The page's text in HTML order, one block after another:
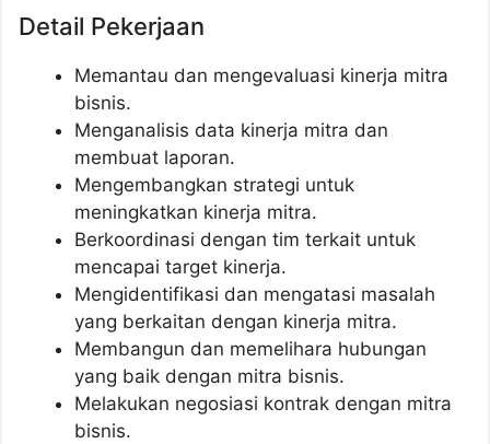
Detail Pekerjaan
Memantau dan mengevaluasi kinerja mitra
bisnis.
Menganalisis data kinerja mitra dan
membuat laporan.
Mengembangkan strategi untuk
meningkatkan kinerja mitra.
Berkoordinasi dengan tim terkait untuk
mencapai target kinerja.
Mengidentifikasi dan mengatasi masalah
yang berkaitan dengan kinerja mitra.
Membangun dan memelihara hubungan
yang baik dengan mitra bisnis.
Melakukan negosiasi kontrak dengan mitra
bisnis.